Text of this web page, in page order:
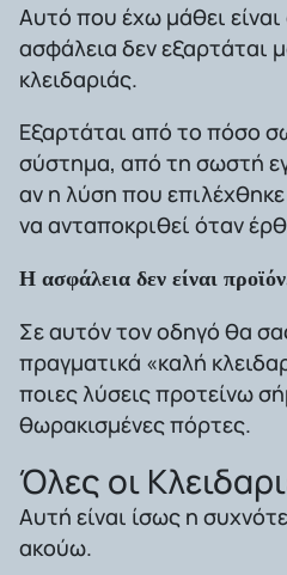
Αυτό που έχω μάθει
ασφάλεια δεν εξαρτάται
κλειδαριάς.
Εξαρτάται από το πόσο
σύστημα, από τη σωστή
αν η λύση που
να ανταποκριθεί όταν
Η ασφάλεια δεν είναι
Σε αυτόν τον οδηγό θα
πραγματικά «καλή
ποιες λύσεις προτείνω
θωρακισμένες πόρτες.
Όλες οι
Αυτή είναι ίσως η
ακούω.